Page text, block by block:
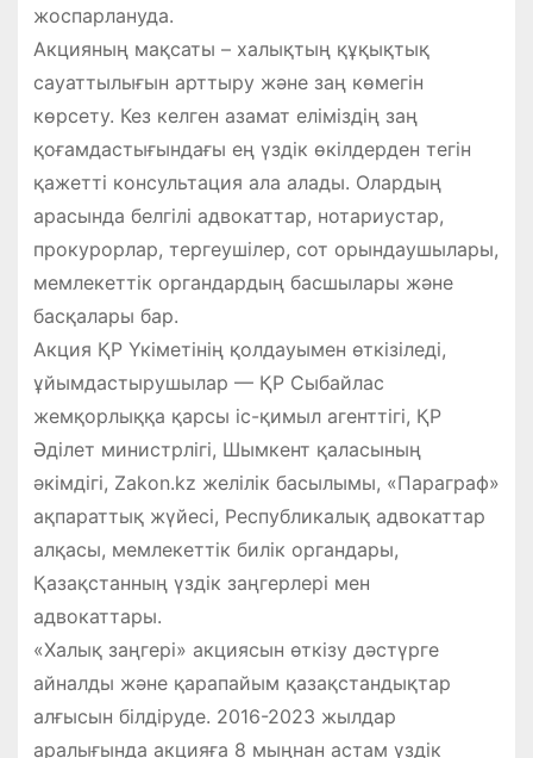
жоспарлануда.
Акцияның мақсаты – халықтың құқықтық
сауаттылығын арттыру және заң көмегін
көрсету. Кез келген азамат еліміздің заң
қоғамдастығындағы ең үздік өкілдерден тегін
қажетті консультация ала алады. Олардың
арасында белгілі адвокаттар, нотариустар,
прокурорлар, тергеушілер, сот орындаушылары,
мемлекеттік органдардың басшылары және
басқалары бар.
Акция ҚР Үкіметінің қолдауымен өткізіледі,
ұйымдастырушылар — ҚР Сыбайлас
жемқорлыққа қарсы іс-қимыл агенттігі, ҚР
Әділет министрлігі, Шымкент қаласының
әкімдігі, Zakon.kz желілік басылымы, «Параграф»
ақпараттық жүйесі, Республикалық адвокаттар
алқасы, мемлекеттік билік органдары,
Қазақстанның үздік заңгерлері мен
адвокаттары.
«Халық заңгері» акциясын өткізу дәстүрге
айналды және қарапайым қазақстандықтар
алғысын білдіруде. 2016-2023 жылдар
аралығында акцияға 8 мыңнан астам үздік